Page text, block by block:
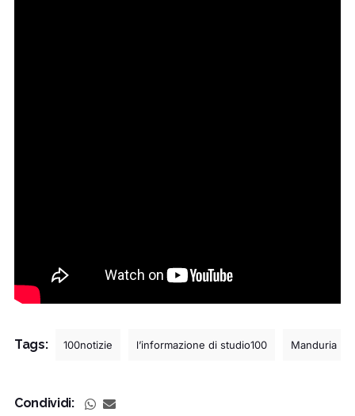
Tags: 100notizie l’informazione di studio100 Manduria
Condividi: